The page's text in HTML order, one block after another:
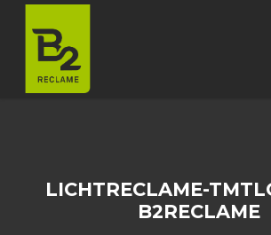
LICHTRECLAME-
B2RECLAME